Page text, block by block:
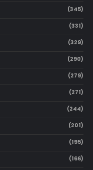
(345)
(331)
(329)
(290)
(279)
(271)
(244)
(201)
(195)
(166)